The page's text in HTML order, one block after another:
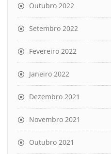
Outubro 2022
Setembro 2022
Fevereiro 2022
Janeiro 2022
Dezembro 2021
Novembro 2021
Outubro 2021